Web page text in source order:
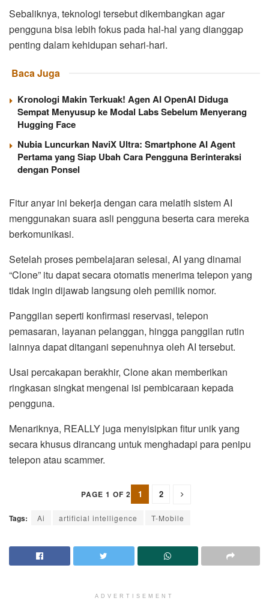
Sebaliknya, teknologi tersebut dikembangkan agar
pengguna bisa lebih fokus pada hal-hal yang dianggap
penting dalam kehidupan sehari-hari.
Baca Juga
Kronologi Makin Terkuak! Agen AI OpenAI Diduga
Sempat Menyusup ke Modal Labs Sebelum Menyerang
Hugging Face
Nubia Luncurkan NaviX Ultra: Smartphone AI Agent
Pertama yang Siap Ubah Cara Pengguna Berinteraksi
dengan Ponsel
Fitur anyar ini bekerja dengan cara melatih sistem AI
menggunakan suara asli pengguna beserta cara mereka
berkomunikasi.
Setelah proses pembelajaran selesai, AI yang dinamai
“Clone” itu dapat secara otomatis menerima telepon yang
tidak ingin dijawab langsung oleh pemilik nomor.
Panggilan seperti konfirmasi reservasi, telepon
pemasaran, layanan pelanggan, hingga panggilan rutin
lainnya dapat ditangani sepenuhnya oleh AI tersebut.
Usai percakapan berakhir, Clone akan memberikan
ringkasan singkat mengenai isi pembicaraan kepada
pengguna.
Menariknya, REALLY juga menyisipkan fitur unik yang
secara khusus dirancang untuk menghadapi para penipu
telepon atau scammer.
PAGE 1 OF 2 1 2
Tags: Ai artificial intelligence T-Mobile
ADVERTISEMENT